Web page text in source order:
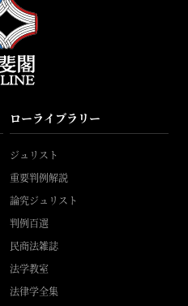
ローライブラリー
ジュリスト
重要判例解説
論究ジュリスト
判例百選
民商法雑誌
法学教室
法律学全集